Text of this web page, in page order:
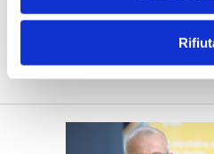
di Flavio Padovan e Maddalena
me", "Engage me" sono i tre